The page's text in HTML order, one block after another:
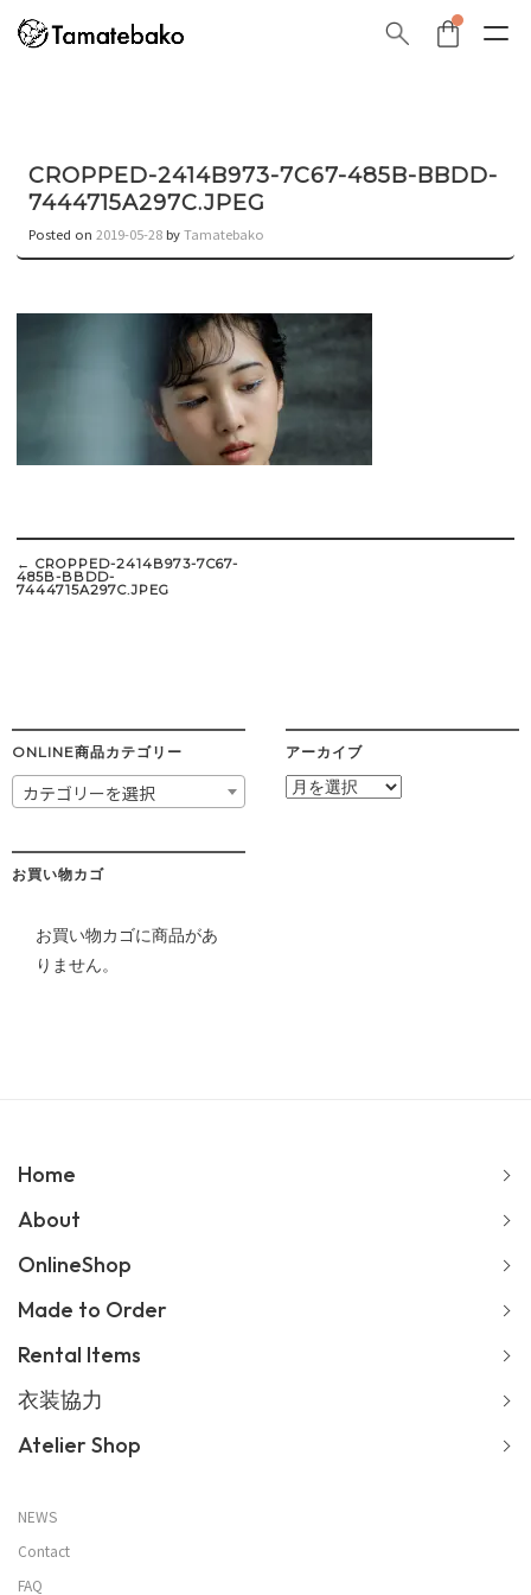
CROPPED-2414B973-7C67-485B-BBDD-
7444715A297C.JPEG
Posted on 2019-05-28 byTamatebako
Post
navigation
← CROPPED-2414B973-7C67-
485B-BBDD-
7444715A297C.JPEG
ONLINE商品カテゴリー
カテゴリーを選択
アーカイブ
ア
お買い物カゴ
お買い物カゴに商品があ
りません。
Home
About
OnlineShop
Made to Order
Rental Items
衣装協力
Atelier Shop
NEWS
Contact
FAQ